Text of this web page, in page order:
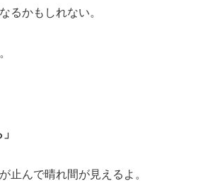
るかもしれない。
止んで晴れ間が見えるよ。